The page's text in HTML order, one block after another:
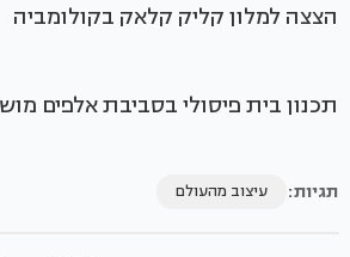
הצצה למלון קליק קלאק בקולומביה
תכנון בית פיסולי בסביבת אלפים
תגיות: עיצוב מהעולם